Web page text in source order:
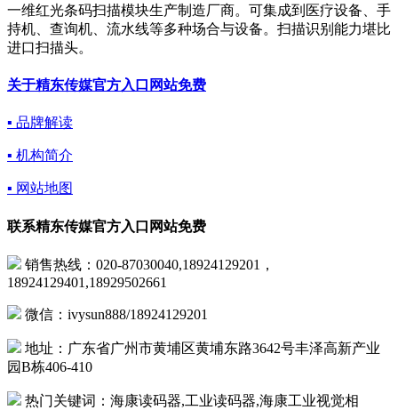
一维红光条码扫描模块生产制造厂商。可集成到医疗设备、手
持机、查询机、流水线等多种场合与设备。扫描识别能力堪比
进口扫描头。
关于精东传媒官方入口网站免费
▪ 品牌解读
▪ 机构简介
▪ 网站地图
联系精东传媒官方入口网站免费
销售热线：020-87030040,18924129201，
18924129401,18929502661
微信：ivysun888/18924129201
地址：广东省广州市黄埔区黄埔东路3642号丰泽高新产业
园B栋406-410
热门关键词：海康读码器,工业读码器,海康工业视觉相